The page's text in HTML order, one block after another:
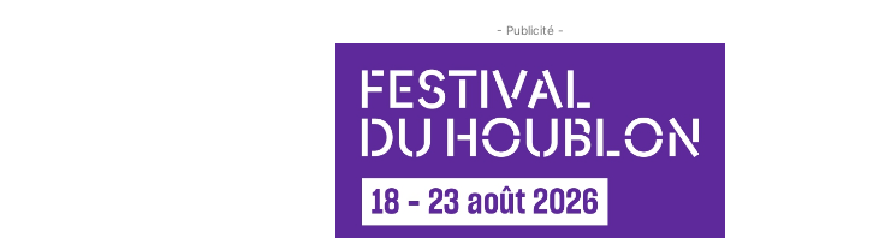
- Publicité -